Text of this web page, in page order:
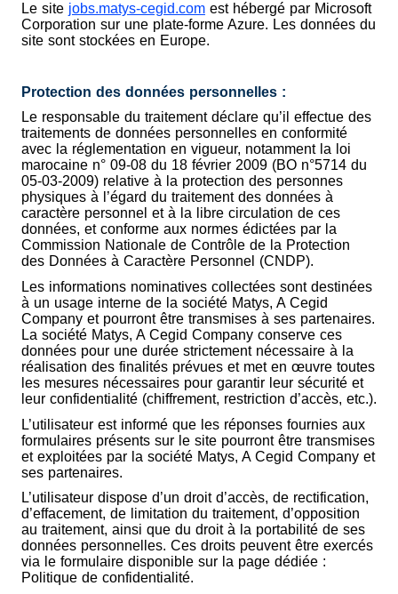
Le site jobs.matys-cegid.com est hébergé par Microsoft
Corporation sur une plate-forme Azure. Les données du
site sont stockées en Europe.
Protection des données personnelles :
Le responsable du traitement déclare qu’il effectue des
traitements de données personnelles en conformité
avec la réglementation en vigueur, notamment la loi
marocaine n° 09-08 du 18 février 2009 (BO n°5714 du
05-03-2009) relative à la protection des personnes
physiques à l’égard du traitement des données à
caractère personnel et à la libre circulation de ces
données, et conforme aux normes édictées par la
Commission Nationale de Contrôle de la Protection
des Données à Caractère Personnel (CNDP).
Les informations nominatives collectées sont destinées
à un usage interne de la société Matys, A Cegid
Company et pourront être transmises à ses partenaires.
La société Matys, A Cegid Company conserve ces
données pour une durée strictement nécessaire à la
réalisation des finalités prévues et met en œuvre toutes
les mesures nécessaires pour garantir leur sécurité et
leur confidentialité (chiffrement, restriction d’accès, etc.).
L’utilisateur est informé que les réponses fournies aux
formulaires présents sur le site pourront être transmises
et exploitées par la société Matys, A Cegid Company et
ses partenaires.
L’utilisateur dispose d’un droit d’accès, de rectification,
d’effacement, de limitation du traitement, d’opposition
au traitement, ainsi que du droit à la portabilité de ses
données personnelles. Ces droits peuvent être exercés
via le formulaire disponible sur la page dédiée :
Politique de confidentialité.